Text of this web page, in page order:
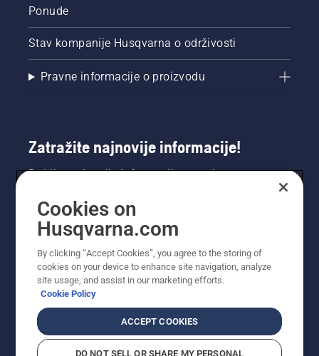
Ponude
Stav kompanije Husqvarna o održivosti
Pravne informacije o proizvodu
Zatražite najnovije informacije!
Dobijte najnovije informacije o novim
toga. Ovdje se registrirajte za naš bilten.
Cookies on
Husqvarna.com
By clicking “Accept Cookies”, you agree to the storing of
cookies on your device to enhance site navigation, analyze
site usage, and assist in our marketing efforts.
Cookie Policy
ACCEPT COOKIES
DO NOT SELL OR SHARE MY PERSONAL